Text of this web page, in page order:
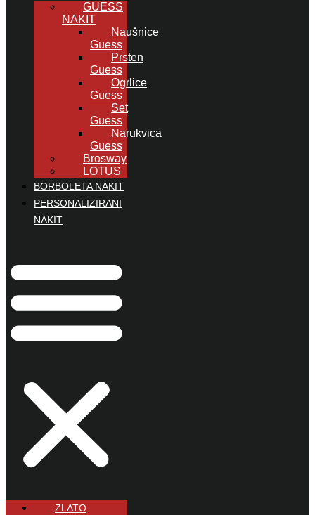
GUESS
NAKIT
Naušnice
Guess
Prsten
Guess
Ogrlice
Guess
Set
Guess
Narukvica
Guess
Brosway
LOTUS
BORBOLETA NAKIT
PERSONALIZIRANI
NAKIT
ZLATO